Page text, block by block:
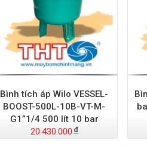
Bình tích áp Wilo VESSEL-
BOOST-500L-10B-VT-M-
G1”1/4 500 lít 10 bar
20.430.000